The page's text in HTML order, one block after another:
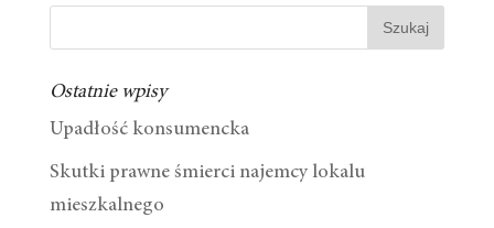
Ostatnie wpisy
Upadłość konsumencka
Skutki prawne śmierci najemcy lokalu
mieszkalnego